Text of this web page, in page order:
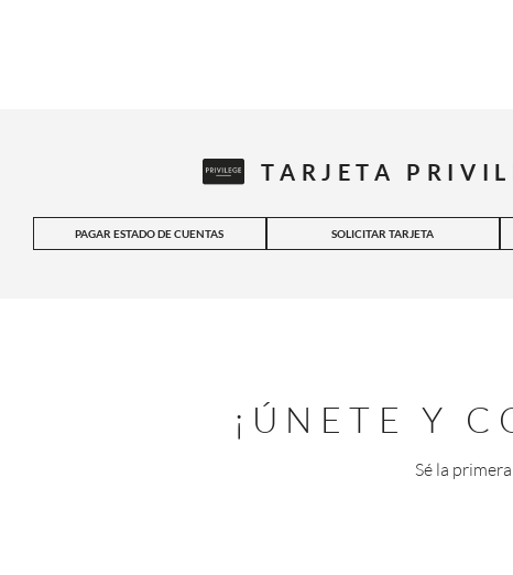
TARJETA
PAGAR ESTADO DE CUENTAS SOLICITAR TARJETA
¡ÚNETE Y
Sé la